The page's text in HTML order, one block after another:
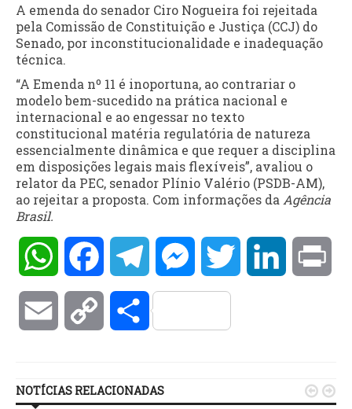
A emenda do senador Ciro Nogueira foi rejeitada
pela Comissão de Constituição e Justiça (CCJ) do
Senado, por inconstitucionalidade e inadequação
técnica.
“A Emenda nº 11 é inoportuna, ao contrariar o
modelo bem-sucedido na prática nacional e
internacional e ao engessar no texto
constitucional matéria regulatória de natureza
essencialmente dinâmica e que requer a disciplina
em disposições legais mais flexíveis”, avaliou o
relator da PEC, senador Plínio Valério (PSDB-AM),
ao rejeitar a proposta. Com informações da Agência
Brasil.
WhatsAppFacebookTelegramMessengerTwitter LinkedIn
Email Copy Compartilhar
NOTÍCIAS RELACIONADAS  